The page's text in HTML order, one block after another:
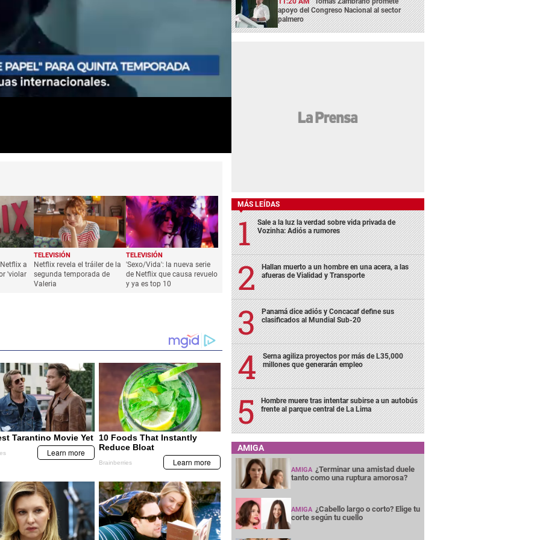
a
'violar
Netflix revela el tráiler de la
segunda temporada de
Valeria
'Sexo/Vida': la nueva serie
de Netflix que causa revuelo
y ya es top 10
apoyo del Congreso Nacional al sector
palmero
MÁS LEÍDAS
Sale a la luz la verdad sobre vida privada de
Vozinha: Adiós a rumores
Hallan muerto a un hombre en una acera, a las
afueras de Vialidad y Transporte
Panamá dice adiós y Concacaf define sus
clasificados al Mundial Sub-20
Serna agiliza proyectos por más de L35,000
millones que generarán empleo
Hombre muere tras intentar subirse a un autobús
frente al parque central de La Lima
AMIGA
AMIGA ¿Terminar una amistad duele
tanto como una ruptura amorosa?
AMIGA ¿Cabello largo o corto? Elige tu
corte según tu cuello